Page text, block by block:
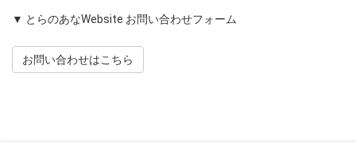
▼ とらのあなWebsite お問い合わせフォーム
お問い合わせはこちら